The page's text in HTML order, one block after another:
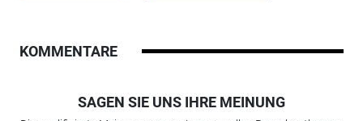
KOMMENTARE
SAGEN SIE UNS IHRE MEINUNG